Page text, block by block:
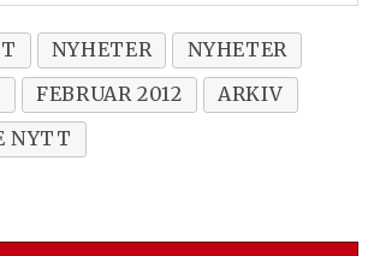
NYHETER
NYHETER
FEBRUAR 2012
ARKIV
NYTT